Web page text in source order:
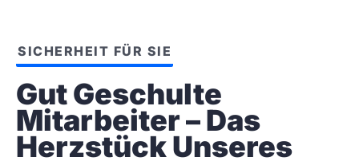
SICHERHEIT FÜR SIE
Gut Geschulte
Mitarbeiter – Das
Herzstück Unseres